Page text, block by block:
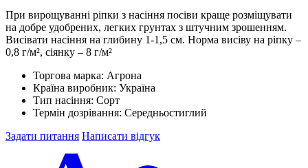
При вирощуванні ріпки з насіння посіви краще розміщувати
на добре удобрених, легких грунтах з штучним зрошенням.
Висівати насіння на глибину 1-1,5 см. Норма висіву на ріпку –
0,8 г/м², сіянку – 8 г/м²
Торгова марка: Агрона
Країна виробник: Україна
Тип насіння: Сорт
Термін дозрівання: Середньостиглий
Задати питання Написати відгук